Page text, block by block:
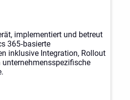
implementiert und betreut
365‑basierte
inklusive Integration, Rollout